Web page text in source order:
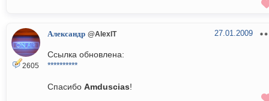
2605
Александр @AlexIT 27.01.2009
Ссылка обновлена:
**********
Спасибо Amduscias!